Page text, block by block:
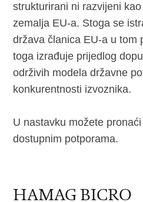
strukturirani ni razvijeni
zemalja EU-a. Stoga se
država članica EU-a u tom
toga izrađuje prijedlog
održivih modela državne
konkurentnosti izvoznika.
U nastavku možete
dostupnim potporama.
HAMAG BICRO